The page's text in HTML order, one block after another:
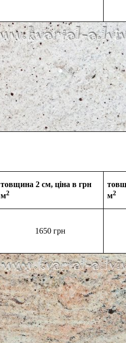
товщина 2 см, ціна в грн
м2
м2
1650 грн